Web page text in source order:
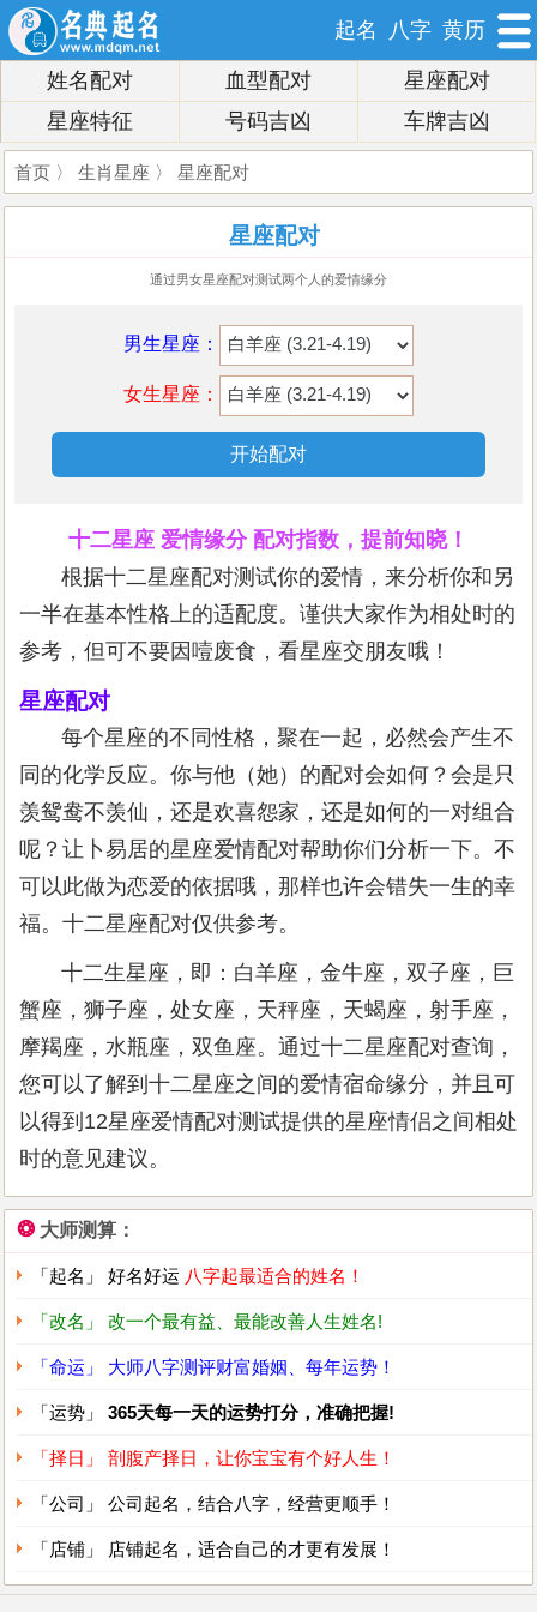
起名 八字 黄历
姓名配对 血型配对
星座配对
星座特征
号码吉凶 车牌吉凶
首页 〉 生肖星座 〉 星座配对
星座配对
通过男女星座配对测试两个人的爱情缘分
男生星座：
女生星座：
十二星座 爱情缘分 配对指数，提前知晓！
根据十二星座配对测试你的爱情，来分析你和另
一半在基本性格上的适配度。谨供大家作为相处时的
参考，但可不要因噎废食，看星座交朋友哦！
星座配对
每个星座的不同性格，聚在一起，必然会产生不
同的化学反应。你与他（她）的配对会如何？会是只
羡鸳鸯不羡仙，还是欢喜怨家，还是如何的一对组合
呢？让卜易居的星座爱情配对帮助你们分析一下。不
可以此做为恋爱的依据哦，那样也许会错失一生的幸
福。十二星座配对仅供参考。
十二生星座，即：白羊座，金牛座，双子座，巨
蟹座，狮子座，处女座，天秤座，天蝎座，射手座，
摩羯座，水瓶座，双鱼座。通过十二星座配对查询，
您可以了解到十二星座之间的爱情宿命缘分，并且可
以得到12星座爱情配对测试提供的星座情侣之间相处
时的意见建议。
❂ 大师测算：
「起名」 好名好运 八字起最适合的姓名！
「改名」 改一个最有益、最能改善人生姓名!
「命运」 大师八字测评财富婚姻、每年运势！
「运势」 365天每一天的运势打分，准确把握!
「择日」 剖腹产择日，让你宝宝有个好人生！
「公司」 公司起名，结合八字，经营更顺手！
「店铺」 店铺起名，适合自己的才更有发展！